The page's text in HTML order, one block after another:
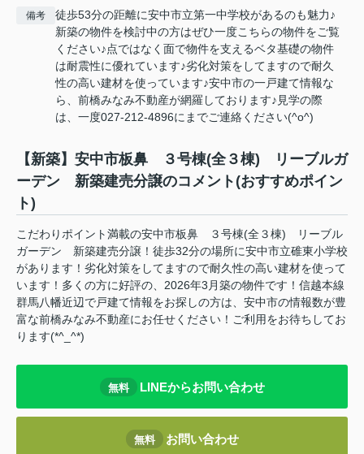
備考
徒歩53分の距離に安中市立第一中学校があるのも魅力♪
新築の物件を検討中の方はぜひ一度こちらの物件をご覧
ください♪点ではなく面で物件を支えるベタ基礎の物件
は耐震性に優れています♪劣化対策をしてますので耐久
性の高い建材を使っています♪安中市の一戸建て情報な
ら、前橋みなみ不動産が網羅しております♪見学の際
は、一度027-212-4896にまでご連絡ください(^o^)
【新築】安中市板鼻 ３号棟(全３棟) リーブルガ
ーデン 新築建売分譲のコメント(おすすめポイン
ト)
こだわりポイント満載の安中市板鼻 ３号棟(全３棟) リーブル
ガーデン 新築建売分譲！徒歩32分の場所に安中市立碓東小学校
があります！劣化対策をしてますので耐久性の高い建材を使って
います！多くの方に好評の、2026年3月築の物件です！信越本線
群馬八幡近辺で戸建て情報をお探しの方は、安中市の情報数が豊
富な前橋みなみ不動産にお任せください！ご利用をお待ちしてお
ります(*^_^*)
無料 LINEからお問い合わせ
無料 お問い合わせ